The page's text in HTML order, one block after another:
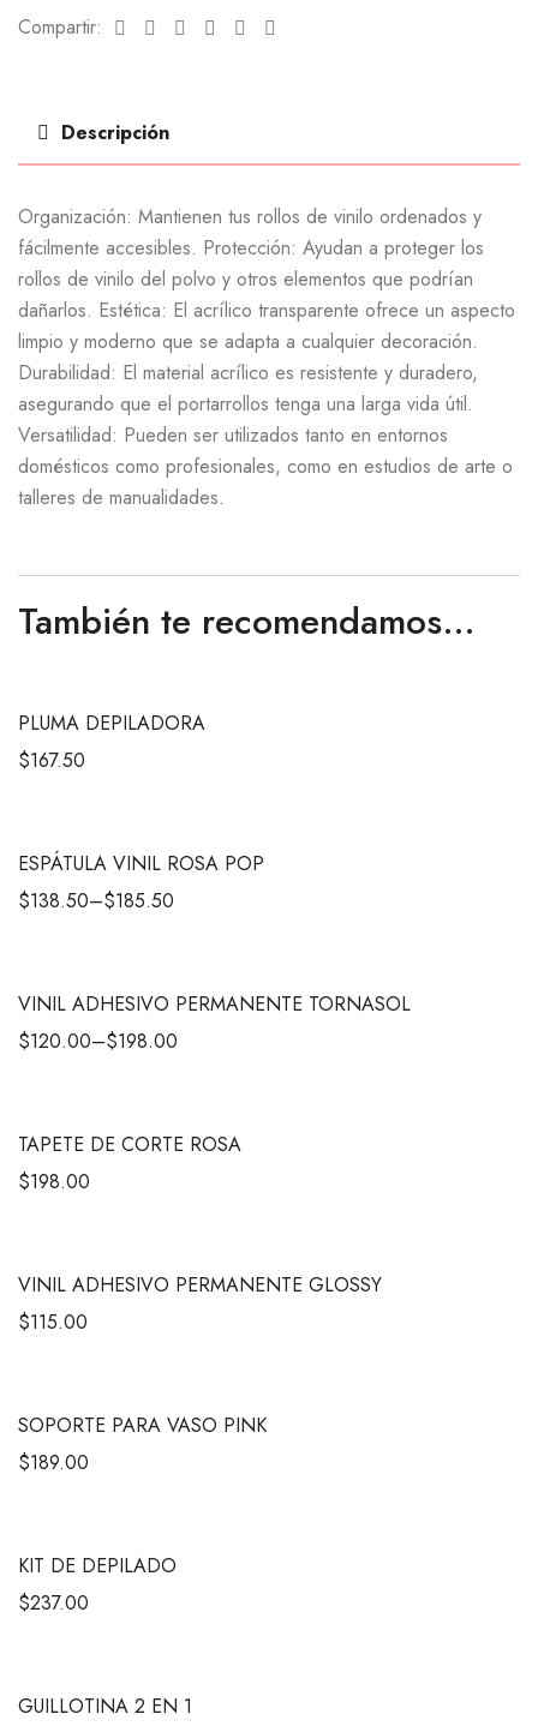
Compartir:
Facebook
TwitterLinkedinGoogle+Pinterest
Descripción
Organización: Mantienen tus rollos de vinilo ordenados y
fácilmente accesibles. Protección: Ayudan a proteger los
rollos de vinilo del polvo y otros elementos que podrían
dañarlos. Estética: El acrílico transparente ofrece un aspecto
limpio y moderno que se adapta a cualquier decoración.
Durabilidad: El material acrílico es resistente y duradero,
asegurando que el portarrollos tenga una larga vida útil.
Versatilidad: Pueden ser utilizados tanto en entornos
domésticos como profesionales, como en estudios de arte o
talleres de manualidades.
También te recomendamos…
PLUMA DEPILADORA
$167.50
ESPÁTULA VINIL ROSA POP
$138.50–$185.50
VINIL ADHESIVO PERMANENTE TORNASOL
$120.00–$198.00
TAPETE DE CORTE ROSA
$198.00
VINIL ADHESIVO PERMANENTE GLOSSY
$115.00
SOPORTE PARA VASO PINK
$189.00
KIT DE DEPILADO
$237.00
GUILLOTINA 2 EN 1